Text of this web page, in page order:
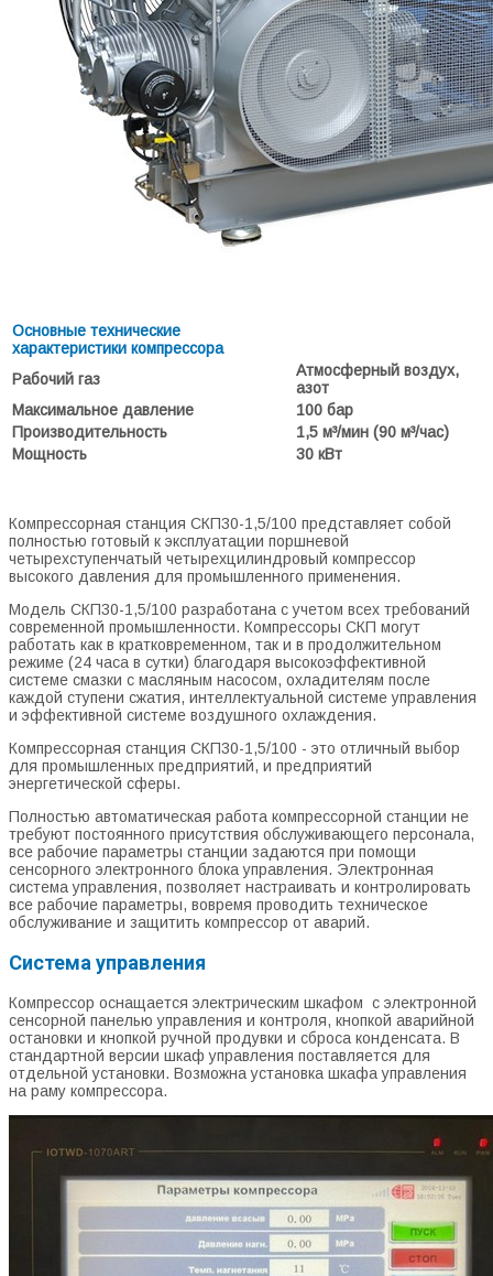
Основные технические
характеристики компрессора
Рабочий газ
Атмосферный воздух,
азот
Максимальное давление
100 бар
Производительность
1,5 м³/мин (90 м³/час)
Мощность
30 кВт
Компрессорная станция СКП30-1,5/100 представляет собой
полностью готовый к эксплуатации поршневой
четырехступенчатый четырехцилиндровый компрессор
высокого давления для промышленного применения.
Модель СКП30-1,5/100 разработана с учетом всех требований
современной промышленности. Компрессоры СКП могут
работать как в кратковременном, так и в продолжительном
режиме (24 часа в сутки) благодаря высокоэффективной
системе смазки с масляным насосом, охладителям после
каждой ступени сжатия, интеллектуальной системе управления
и эффективной системе воздушного охлаждения.
Компрессорная станция СКП30-1,5/100 - это отличный выбор
для промышленных предприятий, и предприятий
энергетической сферы.
Полностью автоматическая работа компрессорной станции не
требуют постоянного присутствия обслуживающего персонала,
все рабочие параметры станции задаются при помощи
сенсорного электронного блока управления. Электронная
система управления, позволяет настраивать и контролировать
все рабочие параметры, вовремя проводить техническое
обслуживание и защитить компрессор от аварий.
Система управления
Компрессор оснащается электрическим шкафом с электронной
сенсорной панелью управления и контроля, кнопкой аварийной
остановки и кнопкой ручной продувки и сброса конденсата. В
стандартной версии шкаф управления поставляется для
отдельной установки. Возможна установка шкафа управления
на раму компрессора.